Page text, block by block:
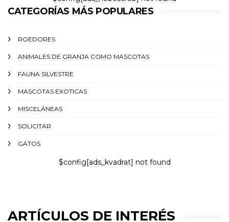
CATEGORÍAS MÁS POPULARES
ROEDORES
ANIMALES DE GRANJA COMO MASCOTAS
FAUNA SILVESTRE
MASCOTAS EXOTICAS
MISCELÁNEAS
SOLICITAR
GATOS
$config[ads_kvadrat] not found
ARTÍCULOS DE INTERÉS